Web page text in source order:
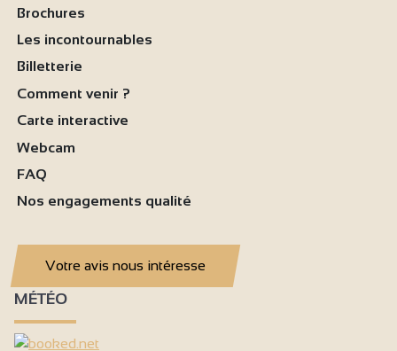
Brochures
Les incontournables
Billetterie
Comment venir ?
Carte interactive
Webcam
FAQ
Nos engagements qualité
Votre avis nous intéresse
MÉTÉO